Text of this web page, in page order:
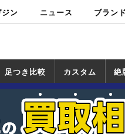
ン ニュース ブラン
足つき比較 カスタム
カスタム
一覧
ホンダ
ヤマハ
スズキ
カワサキ
絶
一
道の駅調査
ツーリング
日本の道50
国道めぐり
林道ツーリ